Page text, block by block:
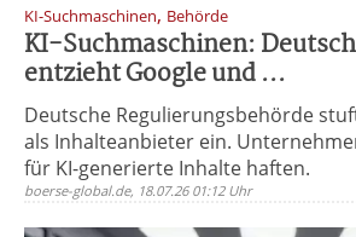
KI-Suchmaschinen, Behörde
KI-Suchmaschinen:
entzieht Google und ...
Deutsche Regulierungsbehörde
als Inhalteanbieter ein.
für KI-generierte Inhalte haften.
boerse-global.de, 18.07.26 01:12 Uhr